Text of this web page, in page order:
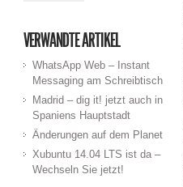
VERWANDTE ARTIKEL
WhatsApp Web – Instant
Messaging am Schreibtisch
Madrid – dig it! jetzt auch in
Spaniens Hauptstadt
Änderungen auf dem Planet
Xubuntu 14.04 LTS ist da –
Wechseln Sie jetzt!